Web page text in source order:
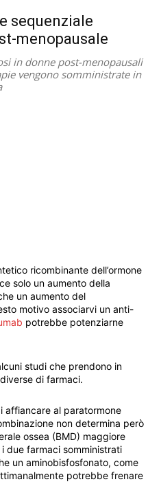
sequenziale
menopausale
in donne post-menopausali
vengono somministrate in
ricombinante dell’ormone
solo un aumento della
un aumento del
motivo associarvi un anti-
potrebbe potenziarne
studi che prendono in
di farmaci.
affiancare al paratormone
non determina però
ossea (BMD) maggiore
due farmaci somministrati
un aminobisfosfonato, come
potrebbe frenare